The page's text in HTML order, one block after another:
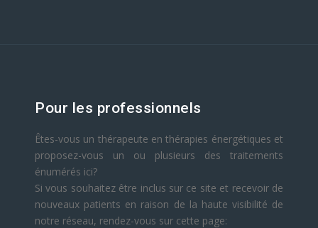
Pour les professionnels
Êtes-vous un thérapeute en thérapies énergétiques et
proposez-vous un ou plusieurs des traitements
énumérés ici?
Si vous souhaitez être inclus sur ce site et recevoir de
nouveaux patients en raison de la haute visibilité de
notre réseau, rendez-vous sur cette page: